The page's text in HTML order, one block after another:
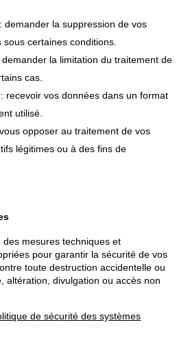
: demander la suppression de vos
certaines conditions.
demander la limitation du traitement de
cas.
: recevoir vos données dans un format
utilisé.
opposer au traitement de vos
légitimes ou à des fins de
mesures techniques et
pour garantir la sécurité de vos
toute destruction accidentelle ou
altération, divulgation ou accès non
de sécurité des systèmes